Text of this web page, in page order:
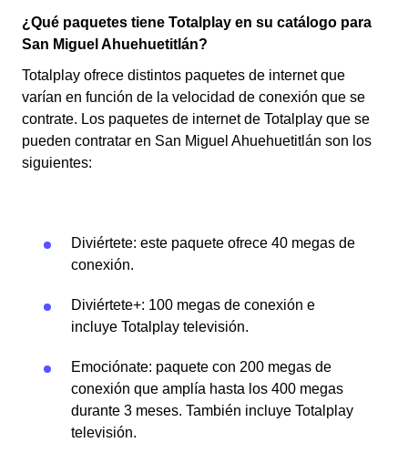
¿Qué paquetes tiene Totalplay en su catálogo para
San Miguel Ahuehuetitlán?
Totalplay ofrece distintos paquetes de internet que
varían en función de la velocidad de conexión que se
contrate. Los paquetes de internet de Totalplay que se
pueden contratar en San Miguel Ahuehuetitlán son los
siguientes:
Diviértete: este paquete ofrece 40 megas de
conexión.
Diviértete+: 100 megas de conexión e
incluye Totalplay televisión.
Emociónate: paquete con 200 megas de
conexión que amplía hasta los 400 megas
durante 3 meses. También incluye Totalplay
televisión.